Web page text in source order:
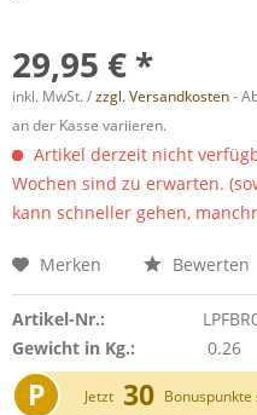
29,95 € *
inkl. MwSt. /zzgl. Versandkosten-
an der Kasse variieren.
Artikel derzeit nicht
Wochen sind zu erwarten.
kann schneller gehen,
Merken Bewerten
Artikel-Nr.:
Gewicht in Kg.:
0.26
P Jetzt 30 Bonuspunkte